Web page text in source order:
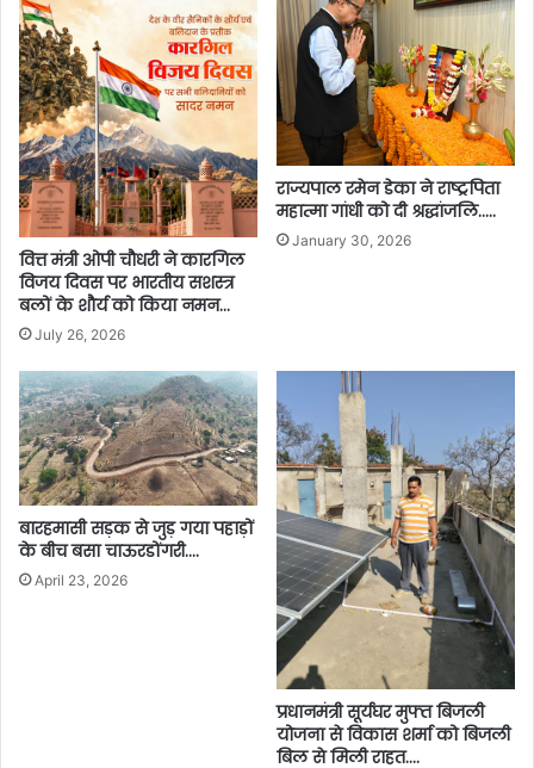
वित्त मंत्री ओपी चौधरी ने कारगिल
विजय दिवस पर भारतीय सशस्त्र
बलों के शौर्य को किया नमन…
July 26, 2026
राज्यपाल रमेन डेका ने राष्ट्रपिता
महात्मा गांधी को दी श्रद्धांजलि…..
January 30, 2026
बारहमासी सड़क से जुड़ गया पहाड़ों
के बीच बसा चाऊरडोंगरी….
April 23, 2026
प्रधानमंत्री सूर्यघर मुफ्त बिजली
योजना से विकास शर्मा को बिजली
बिल से मिली राहत….